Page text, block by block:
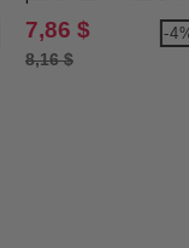
BLENDMC 50/50, 9,3
deMC
7,86 $
8,16 $
-